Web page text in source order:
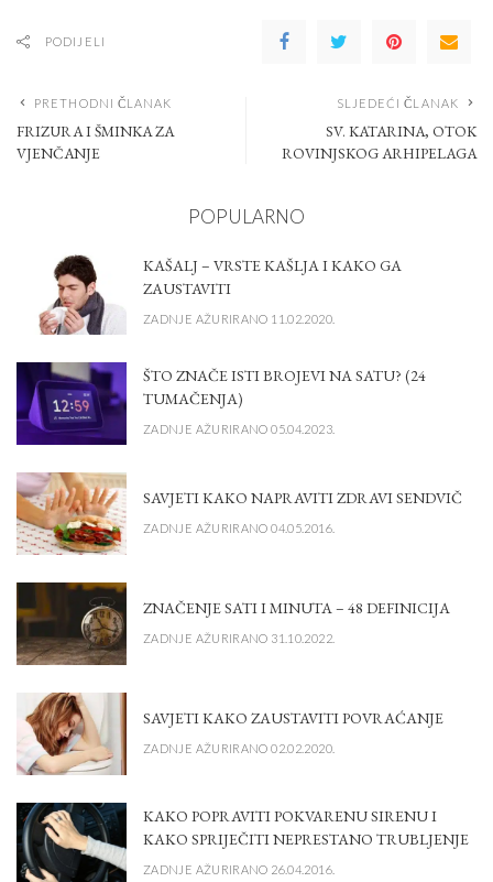
PODIJELI
PRETHODNI ČLANAK
FRIZURA I ŠMINKA ZA
VJENČANJE
SLJEDEĆI ČLANAK
SV. KATARINA, OTOK
ROVINJSKOG ARHIPELAGA
POPULARNO
KAŠALJ – VRSTE KAŠLJA I KAKO GA
ZAUSTAVITI
ZADNJE AŽURIRANO 11.02.2020.
ŠTO ZNAČE ISTI BROJEVI NA SATU? (24
TUMAČENJA)
ZADNJE AŽURIRANO 05.04.2023.
SAVJETI KAKO NAPRAVITI ZDRAVI SENDVIČ
ZADNJE AŽURIRANO 04.05.2016.
ZNAČENJE SATI I MINUTA – 48 DEFINICIJA
ZADNJE AŽURIRANO 31.10.2022.
SAVJETI KAKO ZAUSTAVITI POVRAĆANJE
ZADNJE AŽURIRANO 02.02.2020.
KAKO POPRAVITI POKVARENU SIRENU I
KAKO SPRIJEČITI NEPRESTANO TRUBLJENJE
ZADNJE AŽURIRANO 26.04.2016.